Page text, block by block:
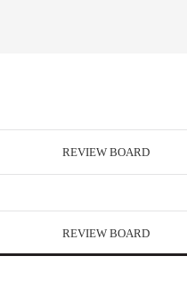
REVIEW BOARD
REVIEW BOARD